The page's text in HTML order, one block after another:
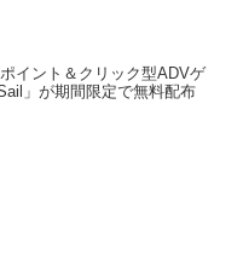
イント＆クリック型ADVゲ
」が期間限定で無料配布